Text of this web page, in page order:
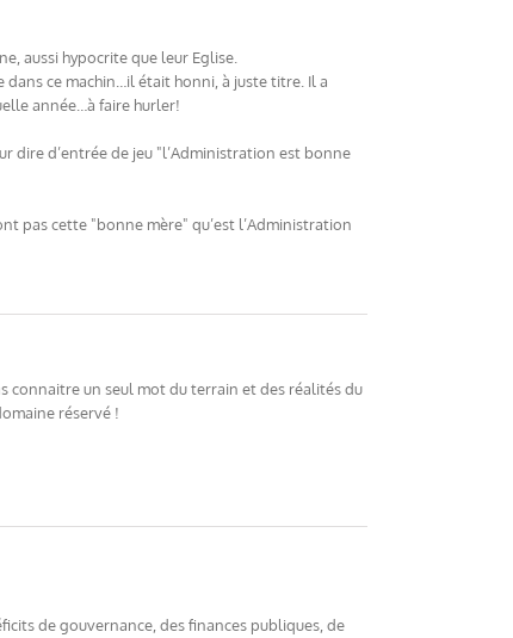
aussi hypocrite que leur Eglise.
dans ce machin…il était honni, à juste titre. Il a
année…à faire hurler!
dire d’entrée de jeu "l’Administration est bonne
pas cette "bonne mère" qu’est l’Administration
connaitre un seul mot du terrain et des réalités du
réservé !
de gouvernance, des finances publiques, de